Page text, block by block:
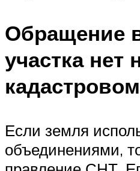
Обращение
участка нет
Если земля
объединениями,